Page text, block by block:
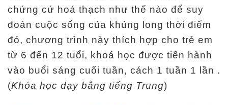
chứng cứ hoá thạch như thế nào để suy
đoán cuộc sống của khủng long thời điểm
đó, chương trình này thích hợp cho trẻ em
từ 6 đến 12 tuổi, khoá học được tiến hành
vào buổi sáng cuối tuần, cách 1 tuần 1 lần .
(Khóa học dạy bằng tiếng Trung)